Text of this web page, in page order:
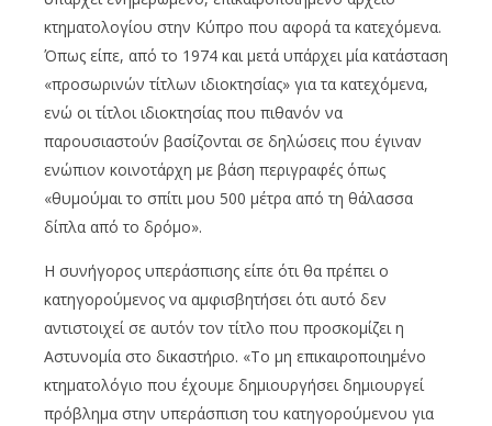
κτηματολογίου στην Κύπρο που αφορά τα κατεχόμενα.
Όπως είπε, από το 1974 και μετά υπάρχει μία κατάσταση
«προσωρινών τίτλων ιδιοκτησίας» για τα κατεχόμενα,
ενώ οι τίτλοι ιδιοκτησίας που πιθανόν να
παρουσιαστούν βασίζονται σε δηλώσεις που έγιναν
ενώπιον κοινοτάρχη με βάση περιγραφές όπως
«θυμούμαι το σπίτι μου 500 μέτρα από τη θάλασσα
δίπλα από το δρόμο».
Η συνήγορος υπεράσπισης είπε ότι θα πρέπει ο
κατηγορούμενος να αμφισβητήσει ότι αυτό δεν
αντιστοιχεί σε αυτόν τον τίτλο που προσκομίζει η
Αστυνομία στο δικαστήριο. «Το μη επικαιροποιημένο
κτηματολόγιο που έχουμε δημιουργήσει δημιουργεί
πρόβλημα στην υπεράσπιση του κατηγορούμενου για